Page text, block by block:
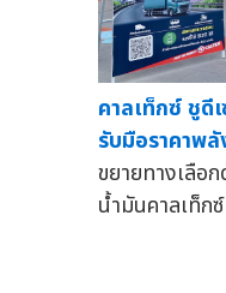
คาลเท็กซ์ ชูดี
รับมือราคาพ
ขยายทางเลือ
น้ำมันคาลเท็กซ์